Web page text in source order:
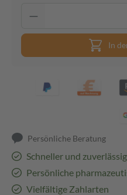
In
Persönliche Beratung
Schneller und
Persönliche
Vielfältige Zahlarten